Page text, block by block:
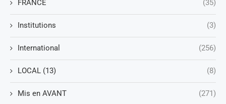
FRANCE (35)
Institutions (3)
International (256)
LOCAL (13) (8)
Mis en AVANT (271)